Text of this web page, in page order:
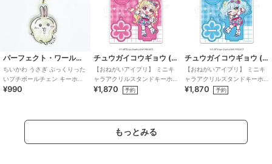
パーフェクト・ワールド・トーキョー
ちいかわ うさぎ ぷっくりった
いプチボールチェン キーホル
ダー
¥990
チュウガイコウギョウ (Chugai Mining)
【おねがいアイプリ】 ミニキ
ャラアクリルスタンドキーホ
ルダー （いのり）
¥1,870 予約
チュウガイコウギョウ (Chugai Mining)
【おねがいアイプリ】 ミニキ
ャラアクリルスタンドキーホ
ルダー （あおい）
¥1,870 予約
もっとみる